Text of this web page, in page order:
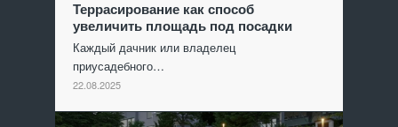
Террасирование как способ
увеличить площадь под посадки
Каждый дачник или владелец
приусадебного…
22.08.2025